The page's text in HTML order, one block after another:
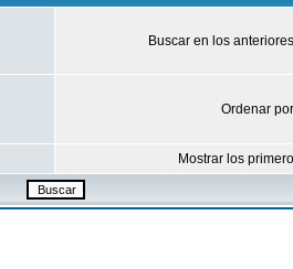
Buscar en los
Ordenar
Mostrar los